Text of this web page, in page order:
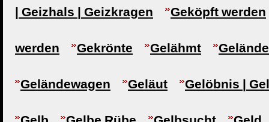
| Geizhals | Geizkragen Geköpft werden
werden Gekrönte Gelähmt
Geländewagen Geläut Gelöbnis |